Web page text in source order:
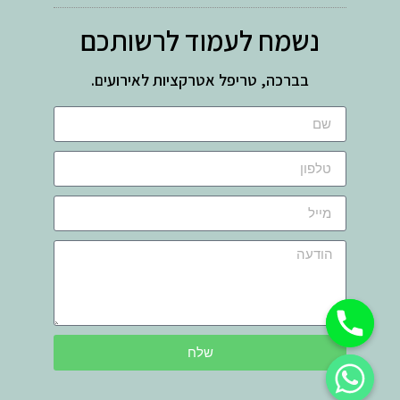
נשמח לעמוד לרשותכם
בברכה, טריפל אטרקציות לאירועים.
שלח